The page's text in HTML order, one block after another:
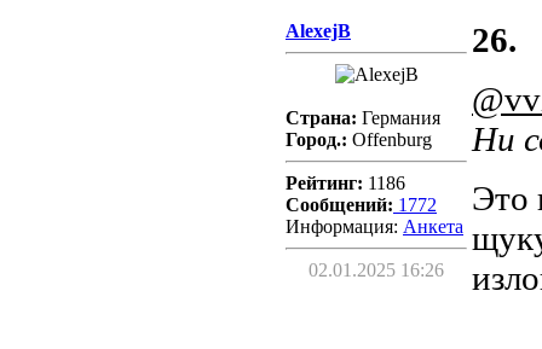
AlexejB
Страна: Германия
Город.: Offenburg
Рейтинг: 1186
Сообщений: 1772
Информация: Aнкета
02.01.2025 16:26
26.
Ни
Это